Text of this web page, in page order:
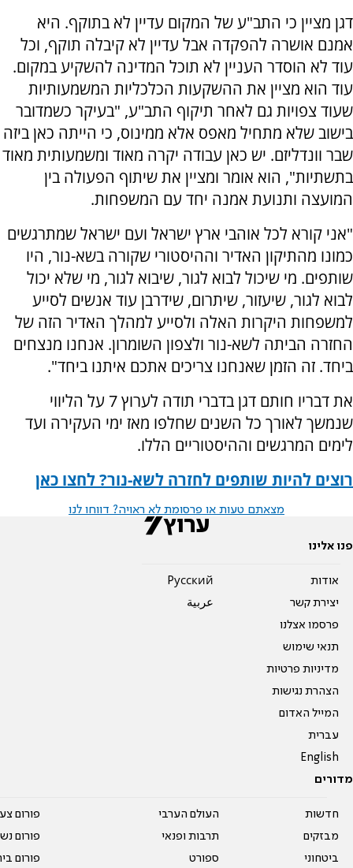
דגן מציין כי התב"ע של המקום עדיין לא בתוקף. היא
אמנם אושרה להפקדה אבל עדיין לא קיבלה תוקף, וכל
עוד לא הוסדר העניין לא תוכל המדינה להשקיע במקום.
עוד הוא מציין את ההשקעות הכלכליות המשמעותיות
שעוד צפויות גם לאחר תיקוף התב"ע, "בעיקר כשמדובר
בישוב שלא מתחיל מאפס אלא ממינוס, כי הייתה כאן ביזה
שבר וונדליזם. יש כאן עבודה יקרה מאוד ומשמעותית מאוד
בתשתיות", הוא אומר ומציין את שיתוף הפעולה בין
המועצה ותנועת אמנה יחד עם המשפחות.
"אני קורא לכל אוהבי ארץ ישראל ועם ישראל שמתרגשים
כמונו מהתיקון האדיר וההיסטורי שקורה בשא-נור, היו
שותפים. מי שיכול לבוא לגור, שיבוא לגור, מי שלא יכול
לבוא לגור, שיעזור, שיתרום, שידרבן עוד אנשים לסייע
למשפחות היקרות האלה ולסייע למהלך האדיר הזה של
החזרה הביתה לשא-נור ולצפון השומרון. אנחנו מנצחים
ביחד. זה הזמן שאנחנו צריכים אתכם איתנו ביחד".
את דבריו חותם דגן בדברי תודה לערוץ 7 על הליווי
שנמשך לאורך כל השנים שחלפו מאז ימי העקירה ועד
לימים המרגשים וההיסטוריים הללו.
רוצים להיות שותפים לחזרה לשא-נור? לחצו כאן
מצאתם טעות או פרסומת לא ראויה? דווחו לנו
פנו אלינו
אודות
יצירת קשר
פרסמו אצלנו
תנאי שימוש
מדיניות פרטיות
הצהרת נגישות
המייל האדום
עברית
English
Pусский
عربية
מדורים
חדשות
מבזקים
ביטחוני
העולם הערבי
תרבות ופנאי
ספורט
פורום
פורום
פורום